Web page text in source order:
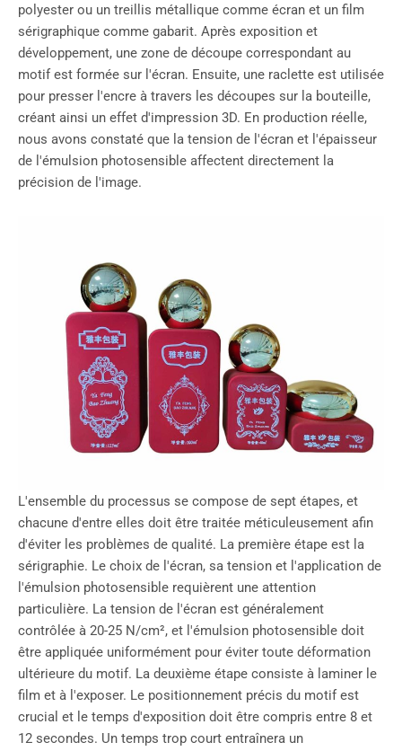
polyester ou un treillis métallique comme écran et un film
sérigraphique comme gabarit. Après exposition et
développement, une zone de découpe correspondant au
motif est formée sur l'écran. Ensuite, une raclette est utilisée
pour presser l'encre à travers les découpes sur la bouteille,
créant ainsi un effet d'impression 3D. En production réelle,
nous avons constaté que la tension de l'écran et l'épaisseur
de l'émulsion photosensible affectent directement la
précision de l'image.
L'ensemble du processus se compose de sept étapes, et
chacune d'entre elles doit être traitée méticuleusement afin
d'éviter les problèmes de qualité. La première étape est la
sérigraphie. Le choix de l'écran, sa tension et l'application de
l'émulsion photosensible requièrent une attention
particulière. La tension de l'écran est généralement
contrôlée à 20-25 N/cm², et l'émulsion photosensible doit
être appliquée uniformément pour éviter toute déformation
ultérieure du motif. La deuxième étape consiste à laminer le
film et à l'exposer. Le positionnement précis du motif est
crucial et le temps d'exposition doit être compris entre 8 et
12 secondes. Un temps trop court entraînera un